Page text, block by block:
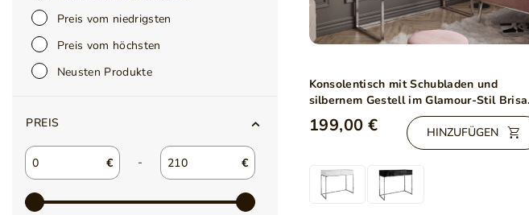
Preis vom niedrigsten
Preis vom höchsten
Neusten Produkte
PREIS
€ - €
Konsolentisch mit Schubladen und
silbernem Gestell im Glamour-Stil Brisa
Weiß Hochglanz
199,00 € HINZUFÜGEN